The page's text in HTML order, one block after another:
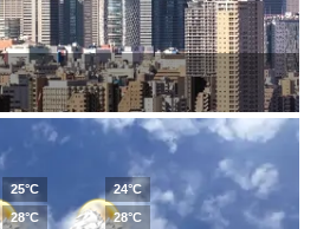
25°C
28°C
24°C
28°C